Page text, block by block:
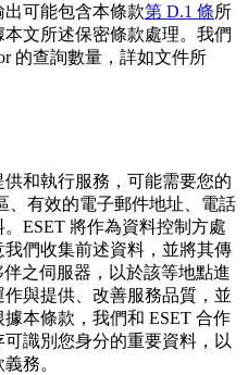
可能包含本條款第 D.1 條所
文所述保密條款處理。我們
的查詢數量，詳如文件所
供和執行服務，可能需要您的
、有效的電子郵件地址、電話
ESET 將作為資料控制方處
們收集前述資料，並將其傳
之伺服器，以於該等地點進
與提供、改善服務品質，並
本條款，我們和 ESET 合作
識別您身分的重要資料，以
務。